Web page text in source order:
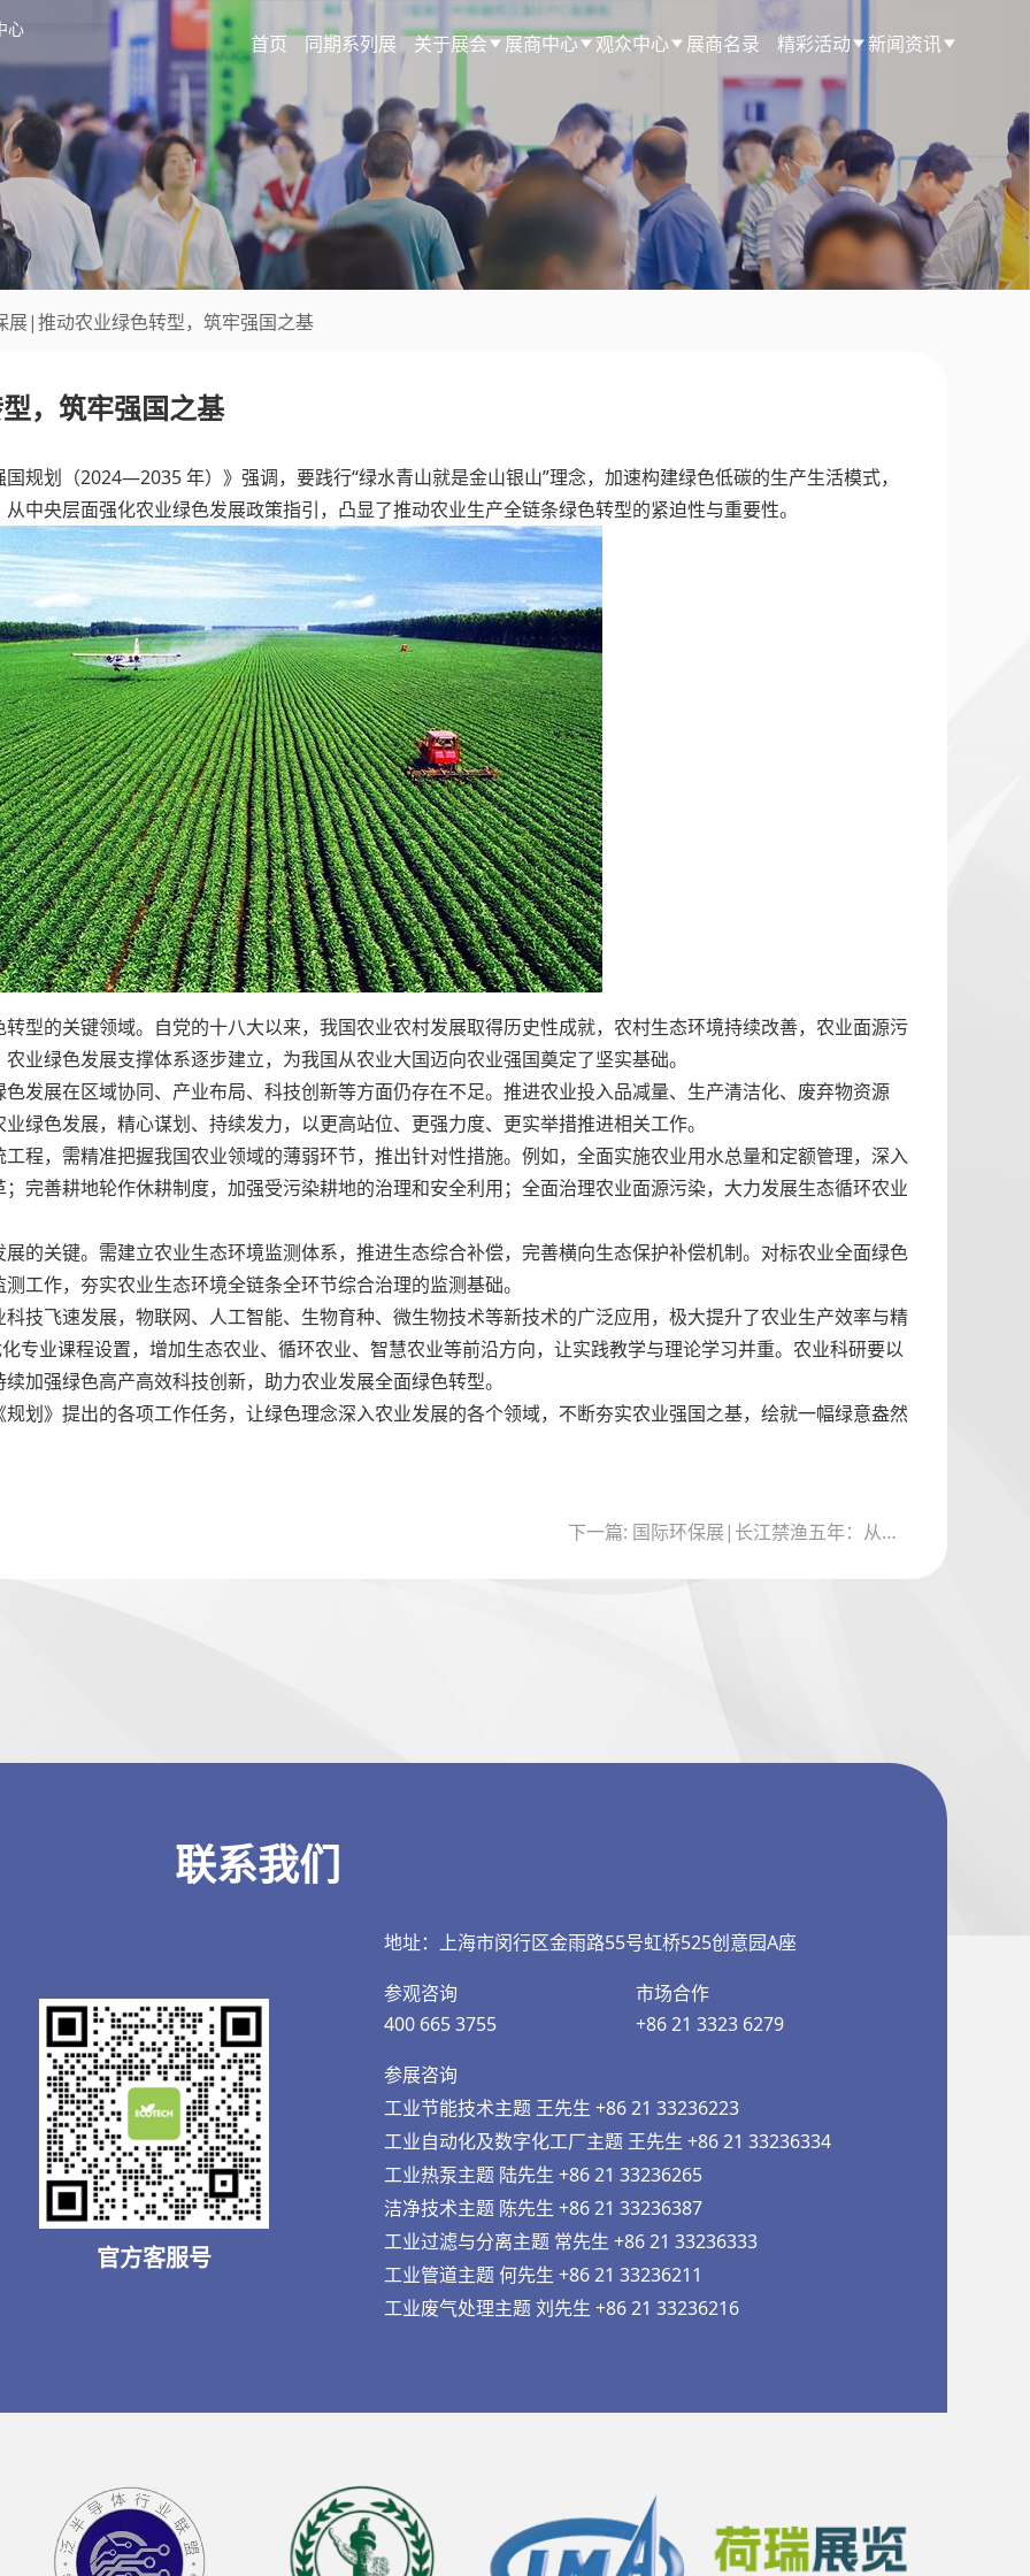
心
首页 同期系列展 关于展会 展商中心 观众中心 展商名录 精彩活动 新闻资讯
展|推动农业绿色转型，筑牢强国之基
，筑牢强国之基
规划（2024—2035 年）》强调，要践行“绿水青山就是金山银山”理念，加速构建绿色低碳的生产生活模式，
中央层面强化农业绿色发展政策指引，凸显了推动农业生产全链条绿色转型的紧迫性与重要性。
型的关键领域。自党的十八大以来，我国农业农村发展取得历史性成就，农村生态环境持续改善，农业面源污
业绿色发展支撑体系逐步建立，为我国从农业大国迈向农业强国奠定了坚实基础。
发展在区域协同、产业布局、科技创新等方面仍存在不足。推进农业投入品减量、生产清洁化、废弃物资源
绿色发展，精心谋划、持续发力，以更高站位、更强力度、更实举措推进相关工作。
程，需精准把握我国农业领域的薄弱环节，推出针对性措施。例如，全面实施农业用水总量和定额管理，深入
完善耕地轮作休耕制度，加强受污染耕地的治理和安全利用；全面治理农业面源污染，大力发展生态循环农业
的关键。需建立农业生态环境监测体系，推进生态综合补偿，完善横向生态保护补偿机制。对标农业全面绿色
工作，夯实农业生态环境全链条全环节综合治理的监测基础。
技飞速发展，物联网、人工智能、生物育种、微生物技术等新技术的广泛应用，极大提升了农业生产效率与精
专业课程设置，增加生态农业、循环农业、智慧农业等前沿方向，让实践教学与理论学习并重。农业科研要以
加强绿色高产高效科技创新，助力农业发展全面绿色转型。
划》提出的各项工作任务，让绿色理念深入农业发展的各个领域，不断夯实农业强国之基，绘就一幅绿意盎然
下一篇: 国际环保展|长江禁渔五年：从休养生息迈向生机勃勃
联系我们
官方客服号
地址：上海市闵行区金雨路55号虹桥525创意园A座
参观咨询
400 665 3755
市场合作
+86 21 3323 6279
参展咨询
工业节能技术主题 王先生 +86 21 33236223
工业自动化及数字化工厂主题 王先生 +86 21 33236334
工业热泵主题 陆先生 +86 21 33236265
洁净技术主题 陈先生 +86 21 33236387
工业过滤与分离主题 常先生 +86 21 33236333
工业管道主题 何先生 +86 21 33236211
工业废气处理主题 刘先生 +86 21 33236216